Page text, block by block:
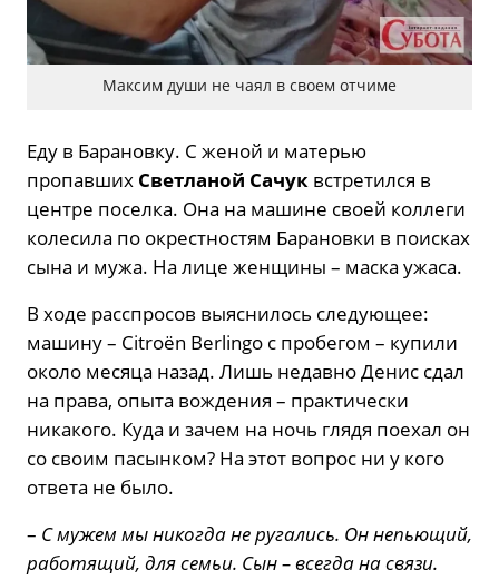
Максим души не чаял в своем отчиме
Еду в Барановку. С женой и матерью
пропавших Светланой Сачук встретился в
центре поселка. Она на машине своей коллеги
колесила по окрестностям Барановки в поисках
сына и мужа. На лице женщины – маска ужаса.
В ходе расспросов выяснилось следующее:
машину – Citroёn Berlingo с пробегом – купили
около месяца назад. Лишь недавно Денис сдал
на права, опыта вождения – практически
никакого. Куда и зачем на ночь глядя поехал он
со своим пасынком? На этот вопрос ни у кого
ответа не было.
– С мужем мы никогда не ругались. Он непьющий,
работящий, для семьи. Сын – всегда на связи.